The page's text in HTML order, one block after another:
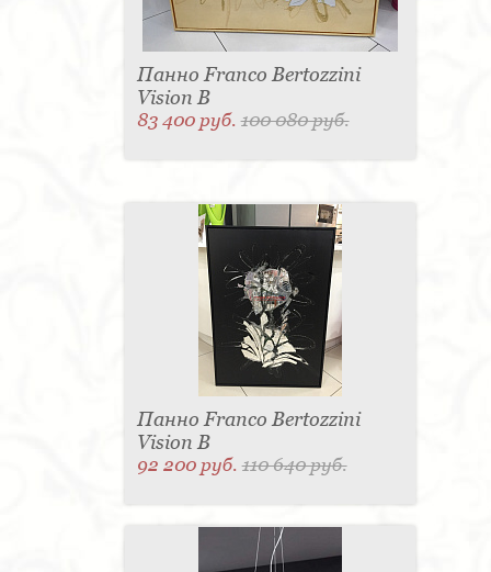
Панно Franco Bertozzini
Vision B
83 400 руб.100 080 руб.
Панно Franco Bertozzini
Vision B
92 200 руб.110 640 руб.